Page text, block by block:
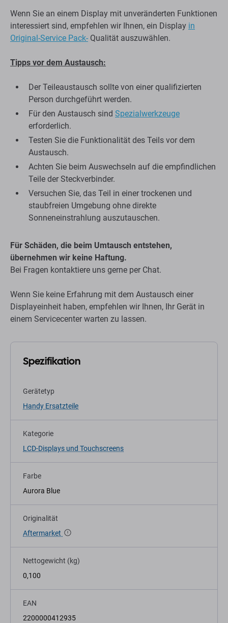
Wenn Sie an einem Display mit unveränderten Funktionen
interessiert sind, empfehlen wir Ihnen, ein Display in
Original-Service Pack- Qualität auszuwählen.
Tipps vor dem Austausch:
Der Teileaustausch sollte von einer qualifizierten
Person durchgeführt werden.
Für den Austausch sind Spezialwerkzeuge
erforderlich.
Testen Sie die Funktionalität des Teils vor dem
Austausch.
Achten Sie beim Auswechseln auf die empfindlichen
Teile der Steckverbinder.
Versuchen Sie, das Teil in einer trockenen und
staubfreien Umgebung ohne direkte
Sonneneinstrahlung auszutauschen.
Für Schäden, die beim Umtausch entstehen,
übernehmen wir keine Haftung.
Bei Fragen kontaktiere uns gerne per Chat.
Wenn Sie keine Erfahrung mit dem Austausch einer
Displayeinheit haben, empfehlen wir Ihnen, Ihr Gerät in
einem Servicecenter warten zu lassen.
Spezifikation
Gerätetyp
Handy Ersatzteile
Kategorie
LCD-Displays und Touchscreens
Farbe
Aurora Blue
Originalität
Aftermarket
Nettogewicht (kg)
0,100
EAN
2200000412935